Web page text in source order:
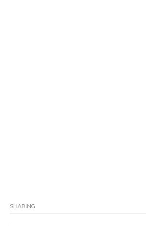
SHARING